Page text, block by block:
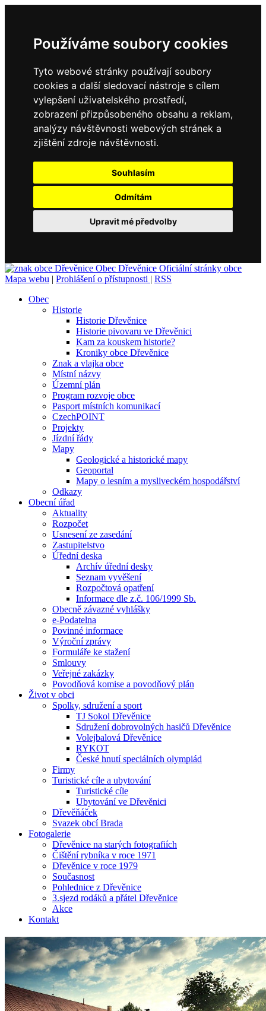
Používáme soubory cookies
Tyto webové stránky používají soubory
cookies a další sledovací nástroje s cílem
vylepšení uživatelského prostředí,
zobrazení přizpůsobeného obsahu a reklam,
analýzy návštěvnosti webových stránek a
zjištění zdroje návštěvnosti.
Souhlasím
Odmítám
Upravit mé předvolby
Obec Dřevěnice Oficiální stránky obce
Mapa webu | Prohlášení o přístupnosti | RSS
Obec
Historie
Historie Dřevěnice
Historie pivovaru ve Dřevěnici
Kam za kouskem historie?
Kroniky obce Dřevěnice
Znak a vlajka obce
Místní názvy
Územní plán
Program rozvoje obce
Pasport místních komunikací
CzechPOINT
Projekty
Jízdní řády
Mapy
Geologické a historické mapy
Geoportal
Mapy o lesním a mysliveckém hospodářství
Odkazy
Obecní úřad
Aktuality
Rozpočet
Usnesení ze zasedání
Zastupitelstvo
Úřední deska
Archív úřední desky
Seznam vyvěšení
Rozpočtová opatření
Informace dle z.č. 106/1999 Sb.
Obecně závazné vyhlášky
e-Podatelna
Povinné informace
Výroční zprávy
Formuláře ke stažení
Smlouvy
Veřejné zakázky
Povodňová komise a povodňový plán
Život v obci
Spolky, sdružení a sport
TJ Sokol Dřevěnice
Sdružení dobrovolných hasičů Dřevěnice
Volejbalová Dřevěnice
RYKOT
České hnutí speciálních olympiád
Firmy
Turistické cíle a ubytování
Turistické cíle
Ubytování ve Dřevěnici
Dřevěňáček
Svazek obcí Brada
Fotogalerie
Dřevěnice na starých fotografiích
Čištění rybníka v roce 1971
Dřevěnice v roce 1979
Současnost
Pohlednice z Dřevěnice
3.sjezd rodáků a přátel Dřevěnice
Akce
Kontakt